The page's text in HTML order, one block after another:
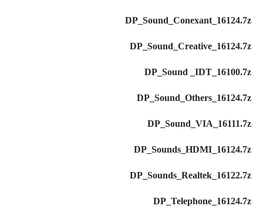
DP_Sound_Conexant_16124.7z
DP_Sound_Creative_16124.7z
DP_Sound _IDT_16100.7z
DP_Sound_Others_16124.7z
DP_Sound_VIA_16111.7z
DP_Sounds_HDMI_16124.7z
DP_Sounds_Realtek_16122.7z
DP_Telephone_16124.7z